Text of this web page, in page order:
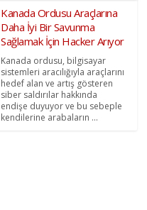
Kanada Ordusu Araçlarına
Daha İyi Bir Savunma
Sağlamak İçin Hacker Arıyor
Kanada ordusu, bilgisayar
sistemleri aracılığıyla araçlarını
hedef alan ve artış gösteren
siber saldırılar hakkında
endişe duyuyor ve bu sebeple
kendilerine arabaların ...